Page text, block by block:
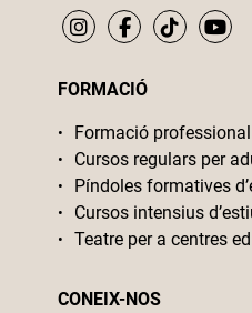
FORMACIÓ
Formació professional
Cursos regulars per
Píndoles formatives
Cursos intensius
Teatre per a centres
CONEIX-NOS